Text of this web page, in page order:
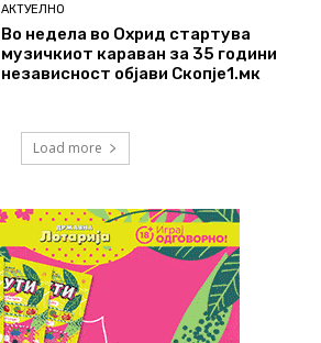
АКТУЕЛНО
Во недела во Охрид стартува
музичкиот караван за 35 години
независност објави Скопје1.мк
Load more